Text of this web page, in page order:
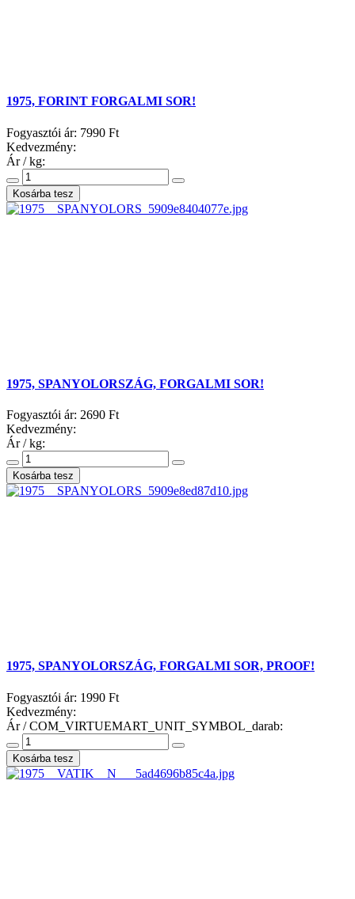
1975, FORINT FORGALMI SOR!
Fogyasztói ár: 7990 Ft
Kedvezmény:
Ár / kg:
1975, SPANYOLORSZÁG, FORGALMI SOR!
Fogyasztói ár: 2690 Ft
Kedvezmény:
Ár / kg:
1975, SPANYOLORSZÁG, FORGALMI SOR, PROOF!
Fogyasztói ár: 1990 Ft
Kedvezmény:
Ár / COM_VIRTUEMART_UNIT_SYMBOL_darab: